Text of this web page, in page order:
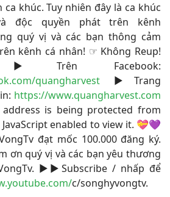
khúc. Tuy nhiên đây là ca khúc
độc quyền phát trên kênh
quý vị và các bạn thông cảm
kênh cá nhân! ☞ Không Reup!
Facebook:
quangharvest ▶Trang
https://www.quangharvest.com
address is being protected from
enabled to view it. 💝💜
đạt mốc 100.000 đăng ký.
ơn quý vị và các bạn yêu thương
▶▶Subscribe / nhấp để
c/songhyvongtv.